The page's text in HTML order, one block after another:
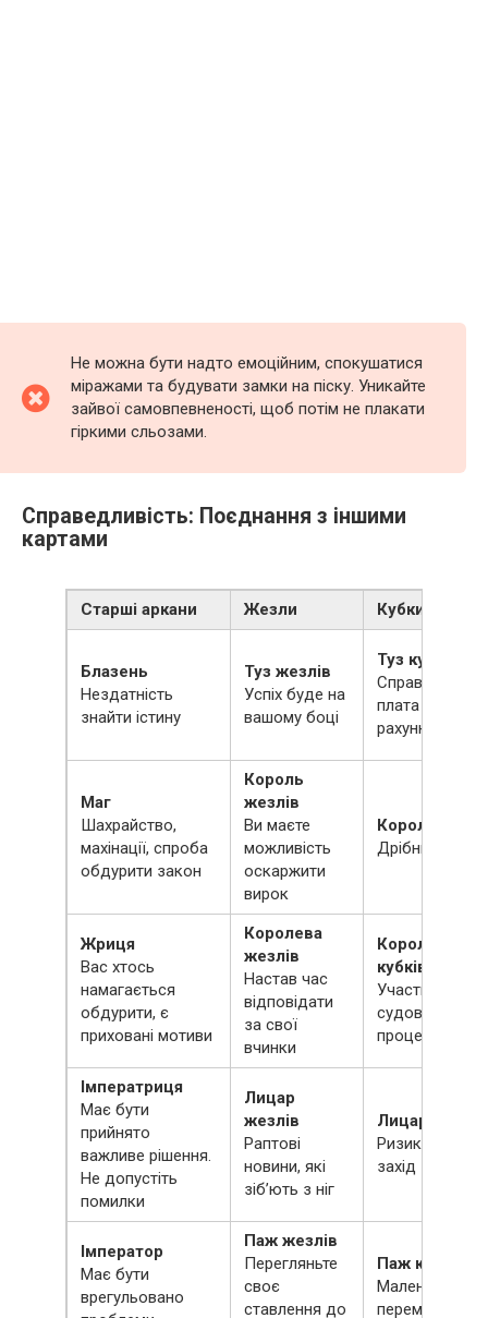
Не можна бути надто емоційним, спокушатися
міражами та будувати замки на піску. Уникайте
зайвої самовпевненості, щоб потім не плакати
гіркими сльозами.
Справедливість: Поєднання з іншими
картами
Старші аркани Жезли Кубки
Блазень
Нездатність
знайти істину
Туз жезлів
Успіх буде на
вашому боці
Туз кубків
плата за
рахунками
Маг
Шахрайство,
махінації, спроба
обдурити закон
Король
жезлів
Ви маєте
можливість
оскаржити
вирок
Король
Дрібний гріх
Жриця
Вас хтось
намагається
обдурити, є
приховані мотиви
Королева
жезлів
Настав час
відповідати
за свої
вчинки
Королева
кубків
Участь у
судовому
процесі
Імператриця
Має бути
прийнято
важливе рішення.
Не допустіть
помилки
Лицар
жезлів
Раптові
новини, які
зіб’ють з ніг
Лицар кубків
Ризикований
захід
Імператор
Має бути
врегульовано
Паж жезлів
Перегляньте
своє
ставлення до
Паж кубків
Маленька
перемога